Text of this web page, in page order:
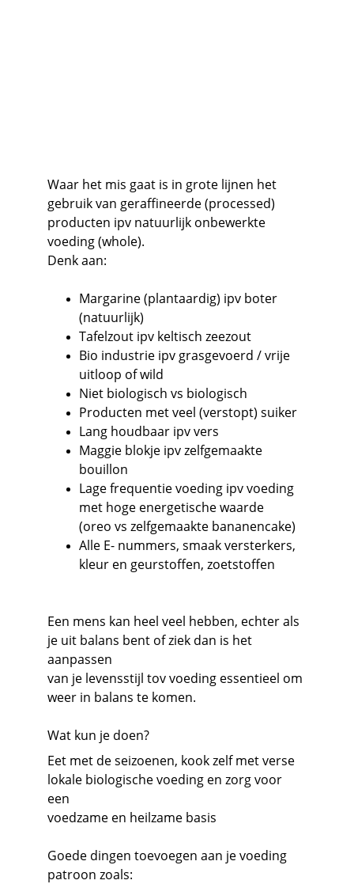
Waar het mis gaat is in grote lijnen het
gebruik van geraffineerde (processed)
producten ipv natuurlijk onbewerkte
voeding (whole).
Denk aan:
Margarine (plantaardig) ipv boter
(natuurlijk)
Tafelzout ipv keltisch zeezout
Bio industrie ipv grasgevoerd / vrije
uitloop of wild
Niet biologisch vs biologisch
Producten met veel (verstopt) suiker
Lang houdbaar ipv vers
Maggie blokje ipv zelfgemaakte
bouillon
Lage frequentie voeding ipv voeding
met hoge energetische waarde
(oreo vs zelfgemaakte bananencake)
Alle E- nummers, smaak versterkers,
kleur en geurstoffen, zoetstoffen
Een mens kan heel veel hebben, echter als
je uit balans bent of ziek dan is het
aanpassen
van je levensstijl tov voeding essentieel om
weer in balans te komen.
Wat kun je doen?
Eet met de seizoenen, kook zelf met verse
lokale biologische voeding en zorg voor
een
voedzame en heilzame basis
Goede dingen toevoegen aan je voeding
patroon zoals: